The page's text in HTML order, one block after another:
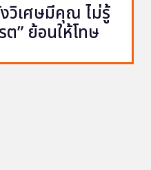
วิเศษมีคุณ ไม่รู้
ต” ย้อนให้โทษ